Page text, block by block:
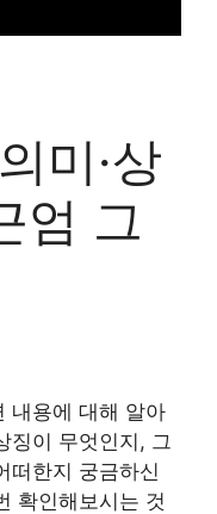
미·상
엄 그
내용에 대해 알아
징이 무엇인지, 그
떠한지 궁금하신
확인해보시는 것